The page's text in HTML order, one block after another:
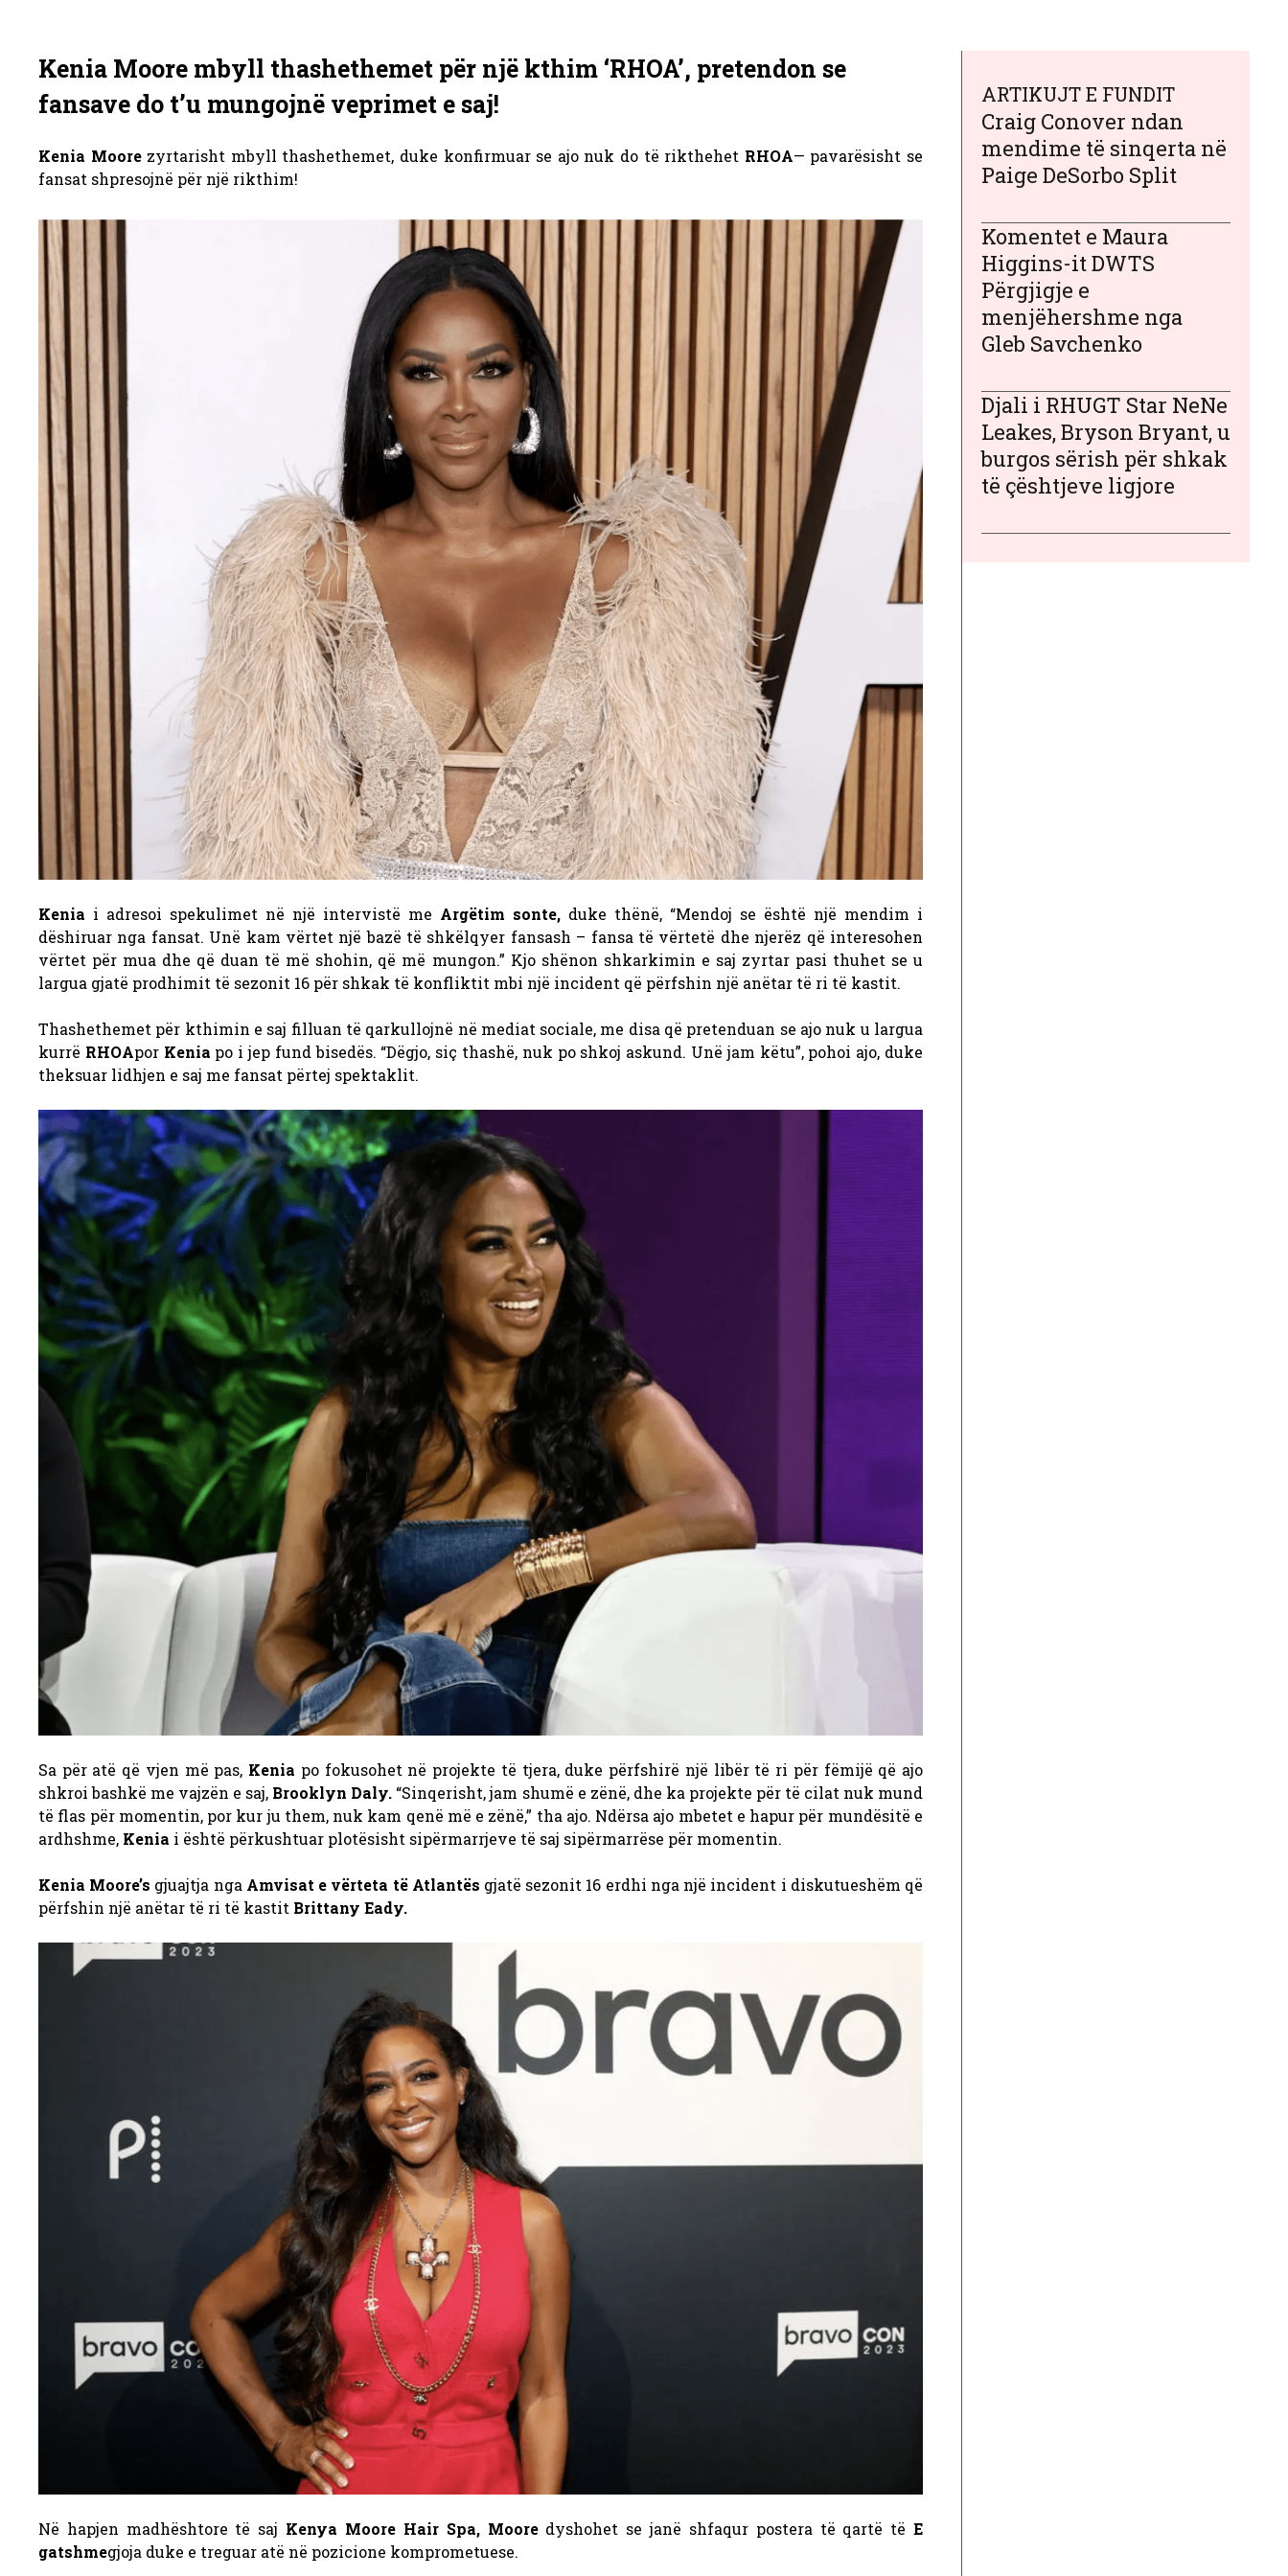
Kenia Moore mbyll thashethemet për një kthim ‘RHOA’, pretendon se
fansave do t’u mungojnë veprimet e saj!
Kenia Moorezyrtarisht mbyll thashethemet, duke konfirmuar se ajo nuk do të rikthehet RHOA— pavarësisht se
fansat shpresojnë për një rikthim!
Kenia i adresoi spekulimet në një intervistë me Argëtim sonte, duke thënë, “Mendoj se është një mendim i
dëshiruar nga fansat. Unë kam vërtet një bazë të shkëlqyer fansash – fansa të vërtetë dhe njerëz që interesohen
vërtet për mua dhe që duan të më shohin, që më mungon.” Kjo shënon shkarkimin e saj zyrtar pasi thuhet se u
largua gjatë prodhimit të sezonit 16 për shkak të konfliktit mbi një incident që përfshin një anëtar të ri të kastit.
Thashethemet për kthimin e saj filluan të qarkullojnë në mediat sociale, me disa që pretenduan se ajo nuk u largua
kurrë RHOApor Kenia po i jep fund bisedës. “Dëgjo, siç thashë, nuk po shkoj askund. Unë jam këtu”, pohoi ajo, duke
theksuar lidhjen e saj me fansat përtej spektaklit.
Sa për atë që vjen më pas, Kenia po fokusohet në projekte të tjera, duke përfshirë një libër të ri për fëmijë që ajo
shkroi bashkë me vajzën e saj, Brooklyn Daly. “Sinqerisht, jam shumë e zënë, dhe ka projekte për të cilat nuk mund
të flas për momentin, por kur ju them, nuk kam qenë më e zënë,” tha ajo. Ndërsa ajo mbetet e hapur për mundësitë e
ardhshme, Kenia i është përkushtuar plotësisht sipërmarrjeve të saj sipërmarrëse për momentin.
Kenia Moore’s gjuajtja nga Amvisat e vërteta të Atlantës gjatë sezonit 16 erdhi nga një incident i diskutueshëm që
përfshin një anëtar të ri të kastit Brittany Eady.
Në hapjen madhështore të saj Kenya Moore Hair Spa, Moore dyshohet se janë shfaqur postera të qartë tëE
gatshmegjoja duke e treguar atë në pozicione komprometuese.
ARTIKUJT E FUNDIT
Craig Conover ndan
mendime të sinqerta në
Paige DeSorbo Split
Komentet e Maura
Higgins-it DWTS
Përgjigje e
menjëhershme nga
Gleb Savchenko
Djali i RHUGT Star NeNe
Leakes, Bryson Bryant, u
burgos sërish për shkak
të çështjeve ligjore